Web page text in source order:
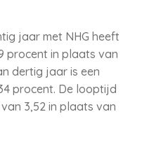
jaar met NHG heeft
procent in plaats van
dertig jaar is een
procent. De looptijd
3,52 in plaats van